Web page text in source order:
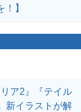
】
ア2』『テイル
新イラストが解